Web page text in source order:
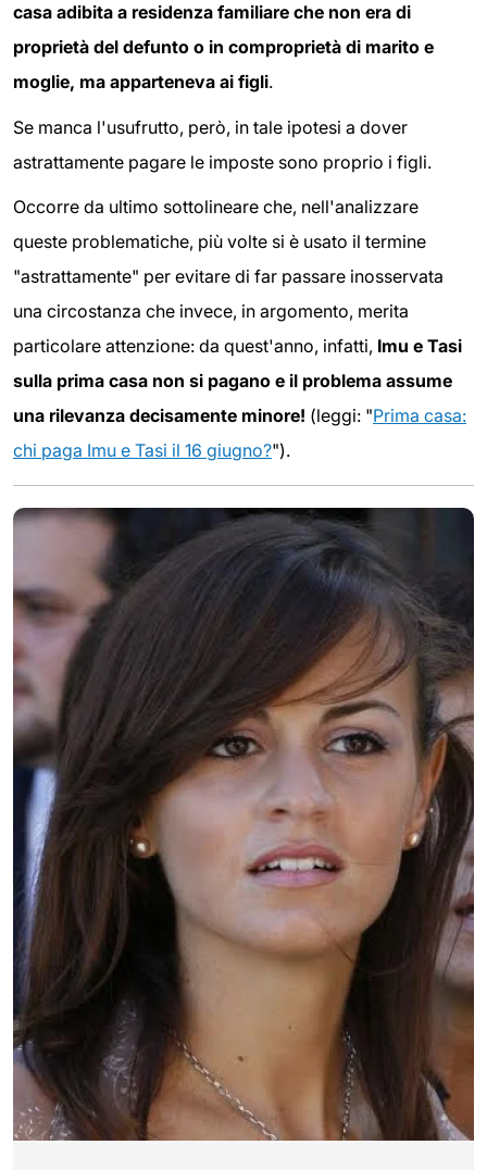
casa adibita a residenza familiare che non era di
proprietà del defunto o in comproprietà di marito e
moglie, ma apparteneva ai figli.
Se manca l'usufrutto, però, in tale ipotesi a dover
astrattamente pagare le imposte sono proprio i figli.
Occorre da ultimo sottolineare che, nell'analizzare
queste problematiche, più volte si è usato il termine
"astrattamente" per evitare di far passare inosservata
una circostanza che invece, in argomento, merita
particolare attenzione: da quest'anno, infatti, Imu e Tasi
sulla prima casa non si pagano e il problema assume
una rilevanza decisamente minore! (leggi: "Prima casa:
chi paga Imu e Tasi il 16 giugno?").